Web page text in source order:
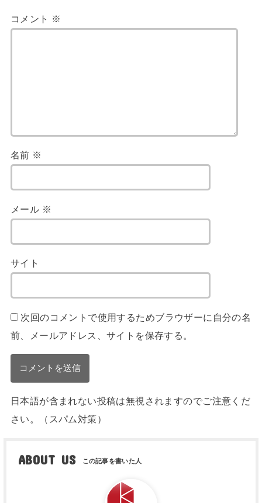
コメント ※
名前 ※
メール ※
サイト
次回のコメントで使用するためブラウザーに自分の名
前、メールアドレス、サイトを保存する。
日本語が含まれない投稿は無視されますのでご注意くだ
さい。（スパム対策）
ABOUT US